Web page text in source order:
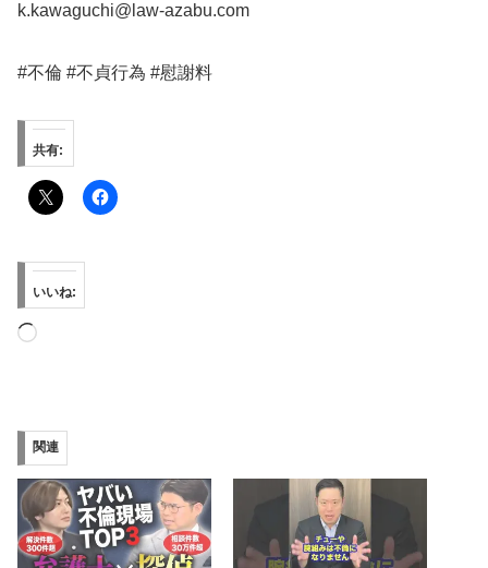
k.kawaguchi@law-azabu.com
#不倫 #不貞行為 #慰謝料
共有:
いいね:
読
み
中…
関連